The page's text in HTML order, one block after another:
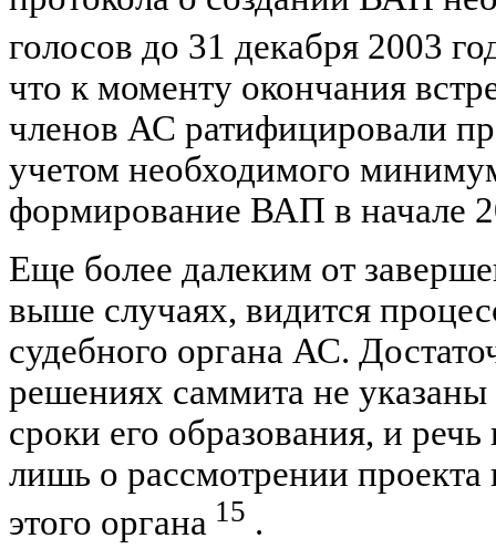
голосов до 31 декабря 2003
что к моменту окончания
членов АС ратифицировали
учетом необходимого
формирование ВАП в начале
Еще более далеким от
выше случаях, видится
судебного органа АС.
решениях саммита не
сроки его образования, и
лишь о рассмотрении проекта
этого органа 15 .